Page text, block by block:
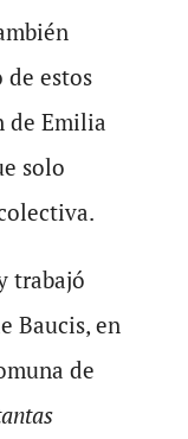
de estos
de Emilia
solo
trabajó
Baucis, en
de